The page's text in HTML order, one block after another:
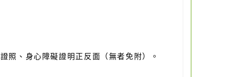
照、身心障礙證明正反面（無者免附）。